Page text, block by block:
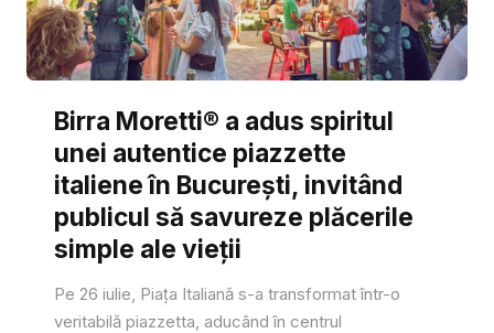
Birra Moretti® a adus spiritul
unei autentice piazzette
italiene în București, invitând
publicul să savureze plăcerile
simple ale vieții
Pe 26 iulie, Piața Italiană s-a transformat într-o
veritabilă piazzetta, aducând în centrul